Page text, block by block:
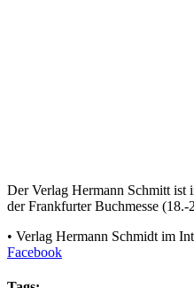
Der Verlag Hermann Schmitt ist
der Frankfurter Buchmesse
• Verlag Hermann Schmidt im
Facebook